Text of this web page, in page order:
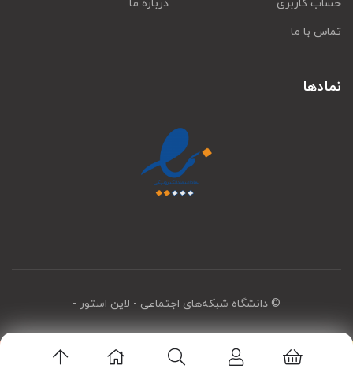
حساب کاربری
درباره ما
تماس با ما
نمادها
© دانشگاه شبکه‌های اجتماعی - لاین استور -
اپلیکیشن لاین استور